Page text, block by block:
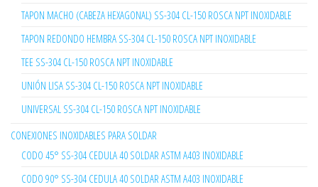
TAPON MACHO (CABEZA HEXAGONAL) SS-304 CL-150 ROSCA NPT INOXIDABLE
TAPON REDONDO HEMBRA SS-304 CL-150 ROSCA NPT INOXIDABLE
TEE SS-304 CL-150 ROSCA NPT INOXIDABLE
UNIÓN LISA SS-304 CL-150 ROSCA NPT INOXIDABLE
UNIVERSAL SS-304 CL-150 ROSCA NPT INOXIDABLE
CONEXIONES INOXIDABLES PARA SOLDAR
CODO 45° SS-304 CEDULA 40 SOLDAR ASTM A403 INOXIDABLE
CODO 90° SS-304 CEDULA 40 SOLDAR ASTM A403 INOXIDABLE